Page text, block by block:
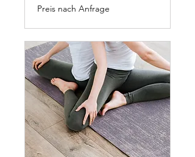
Preis
nach
Preis nach Anfrage